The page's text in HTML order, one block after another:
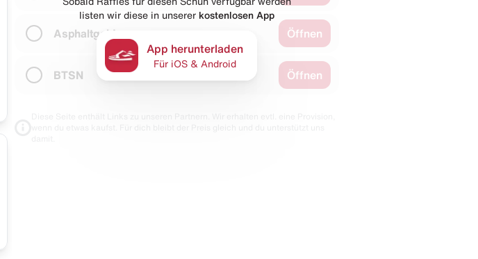
Asphaltgold Öffnen
BTSN Öffnen
listen wir diese in unserer kostenlosen App
App herunterladen
Für iOS & Android